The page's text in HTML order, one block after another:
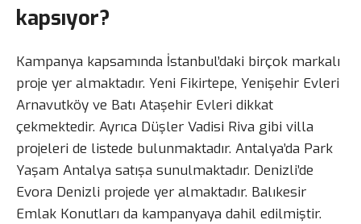
kapsıyor?
Kampanya kapsamında İstanbul’daki birçok markalı
proje yer almaktadır. Yeni Fikirtepe, Yenişehir Evleri
Arnavutköy ve Batı Ataşehir Evleri dikkat
çekmektedir. Ayrıca Düşler Vadisi Riva gibi villa
projeleri de listede bulunmaktadır. Antalya’da Park
Yaşam Antalya satışa sunulmaktadır. Denizli’de
Evora Denizli projede yer almaktadır. Balıkesir
Emlak Konutları da kampanyaya dahil edilmiştir.